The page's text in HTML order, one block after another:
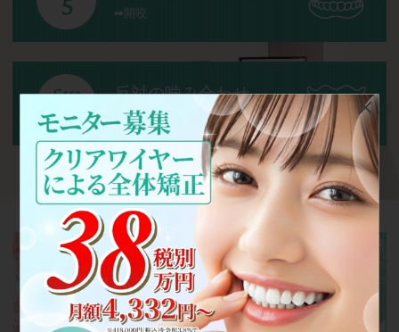
開咬
反対の噛み合わせ
交叉咬合